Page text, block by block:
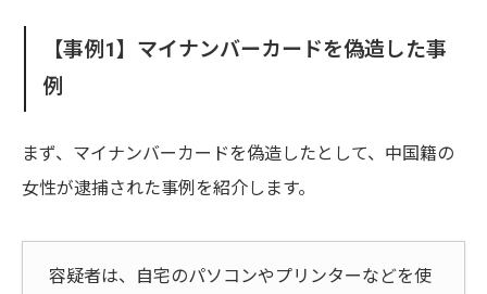
【事例1】マイナンバーカードを偽造した事
例
まず、マイナンバーカードを偽造したとして、中国籍の
女性が逮捕された事例を紹介します。
容疑者は、自宅のパソコンやプリンターなどを使